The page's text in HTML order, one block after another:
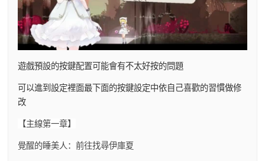
遊戲預設的按鍵配置可能會有不太好按的問題
可以進到設定裡面最下面的按鍵設定中依自己喜歡的習慣做修
改
【主線第一章】
覺醒的睡美人：前往找尋伊庫夏